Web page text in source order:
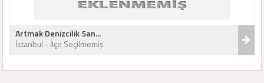
Artmak Denizcilik San...
İstanbul - İlçe Seçilmemiş